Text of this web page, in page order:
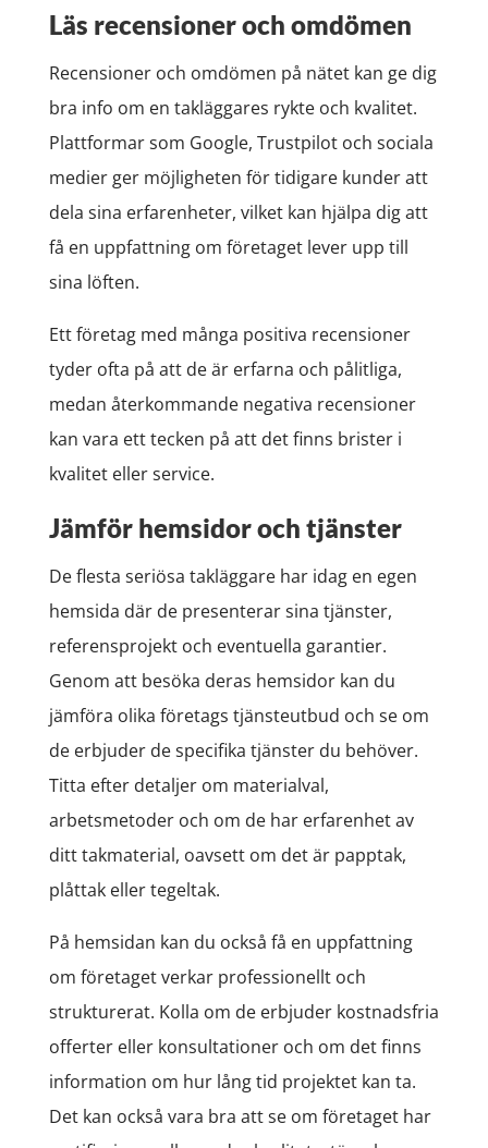
Läs recensioner och omdömen
Recensioner och omdömen på nätet kan ge dig
bra info om en takläggares rykte och kvalitet.
Plattformar som Google, Trustpilot och sociala
medier ger möjligheten för tidigare kunder att
dela sina erfarenheter, vilket kan hjälpa dig att
få en uppfattning om företaget lever upp till
sina löften.
Ett företag med många positiva recensioner
tyder ofta på att de är erfarna och pålitliga,
medan återkommande negativa recensioner
kan vara ett tecken på att det finns brister i
kvalitet eller service.
Jämför hemsidor och tjänster
De flesta seriösa takläggare har idag en egen
hemsida där de presenterar sina tjänster,
referensprojekt och eventuella garantier.
Genom att besöka deras hemsidor kan du
jämföra olika företags tjänsteutbud och se om
de erbjuder de specifika tjänster du behöver.
Titta efter detaljer om materialval,
arbetsmetoder och om de har erfarenhet av
ditt takmaterial, oavsett om det är papptak,
plåttak eller tegeltak.
På hemsidan kan du också få en uppfattning
om företaget verkar professionellt och
strukturerat. Kolla om de erbjuder kostnadsfria
offerter eller konsultationer och om det finns
information om hur lång tid projektet kan ta.
Det kan också vara bra att se om företaget har